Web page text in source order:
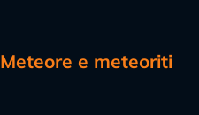
Meteore e meteoriti